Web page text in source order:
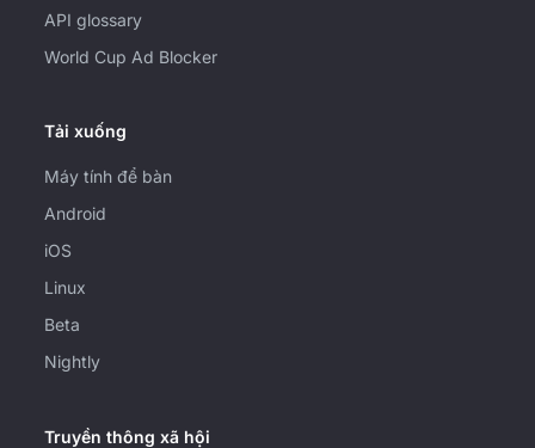
API glossary
World Cup Ad Blocker
Tải xuống
Máy tính để bàn
Android
iOS
Linux
Beta
Nightly
Truyền thông xã hội